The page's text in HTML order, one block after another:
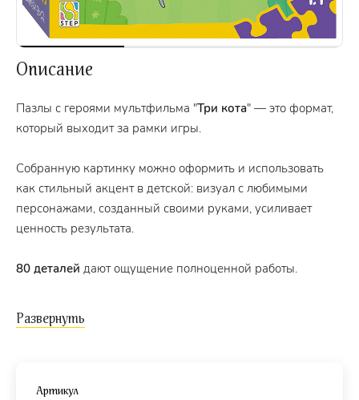
Описание
Пазлы с героями мультфильма "Три кота" — это формат,
который выходит за рамки игры.
Собранную картинку можно оформить и использовать
как стильный акцент в детской: визуал с любимыми
персонажами, созданный своими руками, усиливает
ценность результата.
80 деталей дают ощущение полноценной работы.
Размер собранной картинки
детали- 25 х 23 мм.
заводе в Подольске.
Артикул